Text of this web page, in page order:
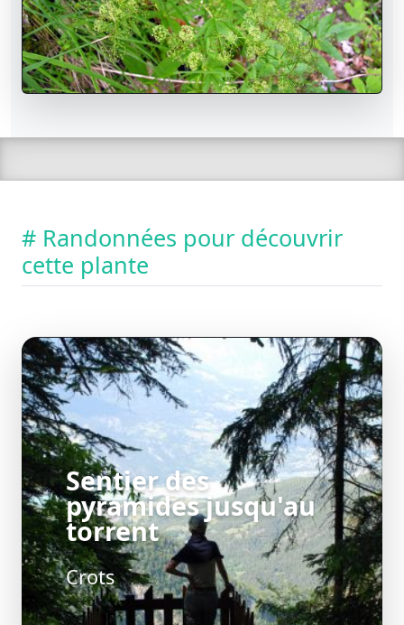
# Randonnées pour découvrir
cette plante
Sentier des
pyramides jusqu'au
torrent
Crots